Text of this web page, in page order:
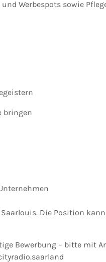
Werbespots sowie
bringen
Die Position
Bewerbung – bitte mit